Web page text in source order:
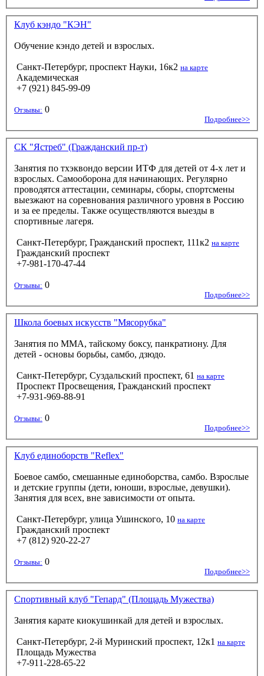
Клуб кэндо "КЭН"
Обучение кэндо детей и взрослых.
Санкт-Петербург, проспект Науки, 16к2 на карте
Академическая
+7 (921) 845-99-09
Отзывы: 0
Подробнее>>
СК "Ястреб" (Гражданский пр-т)
Занятия по тхэквондо версии ИТФ для детей от 4-х лет и
взрослых. Самооборона для начинающих. Регулярно
проводятся аттестации, семинары, сборы, спортсмены
выезжают на соревнования различного уровня в Россию
и за ее пределы. Также осуществляются выезды в
спортивные лагеря.
Санкт-Петербург, Гражданский проспект, 111к2 на карте
Гражданский проспект
+7-981-170-47-44
Отзывы: 0
Подробнее>>
Школа боевых искусств "Мясорубка"
Занятия по ММА, тайскому боксу, панкратиону. Для
детей - основы борьбы, самбо, дзюдо.
Санкт-Петербург, Суздальский проспект, 61 на карте
Проспект Просвещения, Гражданский проспект
+7-931-969-88-91
Отзывы: 0
Подробнее>>
Клуб единоборств "Reflex"
Боевое самбо, смешанные единоборства, самбо. Взрослые
и детские группы (дети, юноши, взрослые, девушки).
Занятия для всех, вне зависимости от опыта.
Санкт-Петербург, улица Ушинского, 10 на карте
Гражданский проспект
+7 (812) 920-22-27
Отзывы: 0
Подробнее>>
Спортивный клуб "Гепард" (Площадь Мужества)
Занятия карате киокушинкай для детей и взрослых.
Санкт-Петербург, 2-й Муринский проспект, 12к1 на карте
Площадь Мужества
+7-911-228-65-22